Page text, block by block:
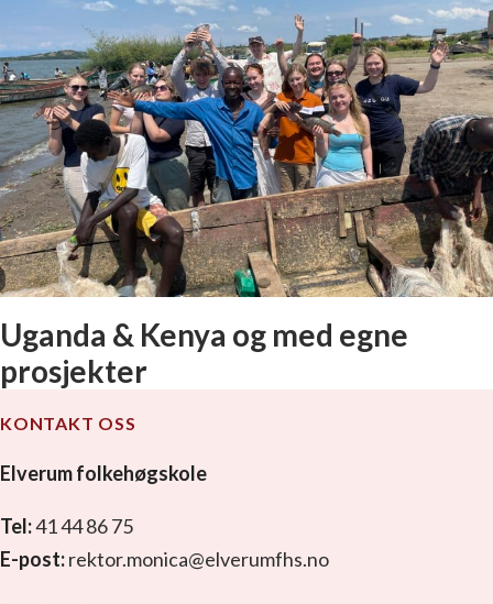
Uganda & Kenya og med egne
prosjekter
KONTAKT OSS
Elverum folkehøgskole
Tel:41 44 86 75
E-post:rektor.monica@elverumfhs.no